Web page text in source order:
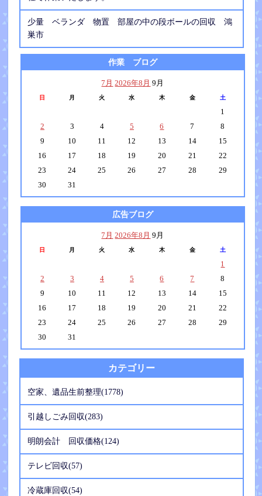
少量 ベランダ 物置 部屋の中の段ボールの回収 鴻
巣市
作業 ブログ
7月 2026年8月 9月
日 月 火 水 木 金 土
1
2
3 4 5 6 7
8
9
10 11 12 13 14
15
16
17 18 19 20 21
22
23
24 25 26 27 28
29
30
31
広告ブログ
7月 2026年8月 9月
日 月 火 水 木 金 土
1
2
3 4 5 6 7
8
9
10 11 12 13 14
15
16
17 18 19 20 21
22
23
24 25 26 27 28
29
30
31
カテゴリー
空家、遺品生前整理(1778)
引越しごみ回収(283)
明朗会計 回収価格(124)
テレビ回収(57)
冷蔵庫回収(54)